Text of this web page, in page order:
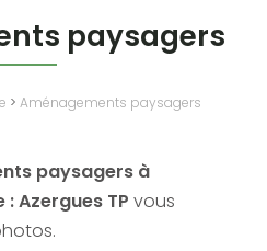
paysagers
> Aménagements paysagers
paysagers à
Azergues TP vous